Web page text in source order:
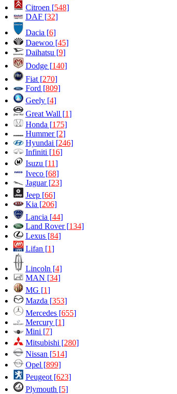
Citroen [548]
DAF [32]
Dacia [6]
Daewoo [45]
Daihatsu [9]
Dodge [140]
Fiat [270]
Ford [809]
Geely [4]
Great Wall [1]
Honda [175]
Hummer [2]
Hyundai [246]
Infiniti [16]
Isuzu [11]
Iveco [68]
Jaguar [23]
Jeep [66]
Kia [206]
Lancia [44]
Land Rover [134]
Lexus [84]
Lifan [1]
Lincoln [4]
MAN [34]
MG [1]
Mazda [353]
Mercedes [655]
Mercury [1]
Mini [7]
Mitsubishi [280]
Nissan [514]
Opel [899]
Peugeot [623]
Plymouth [5]